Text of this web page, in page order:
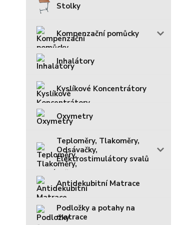
Stolky
Kompenzační pomůcky
Inhalátory
Kyslíkové Koncentrátory
Oxymetry
Teploměry, Tlakoměry,
Odsávačky,
Elektrostimulátory svalů
Antidekubitní Matrace
Podložky a potahy na
matrace